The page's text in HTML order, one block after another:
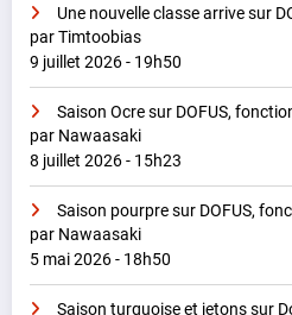
Une nouvelle classe arrive sur
par Timtoobias
9 juillet 2026 - 19h50
Saison Ocre sur DOFUS,
par Nawaasaki
8 juillet 2026 - 15h23
Saison pourpre sur DOFUS,
par Nawaasaki
5 mai 2026 - 18h50
Saison turquoise et jetons sur